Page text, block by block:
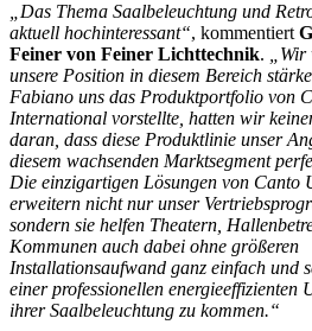
„Das Thema Saalbeleuchtung und
aktuell hochinteressant“, kommentiert
Feiner von Feiner Lichttechnik.
unsere Position in diesem Bereich
Fabiano uns das Produktportfolio von
International vorstellte, hatten wir
daran, dass diese Produktlinie unser
diesem wachsenden Marktsegment
Die einzigartigen Lösungen von Canto
erweitern nicht nur unser
sondern sie helfen Theatern,
Kommunen auch dabei ohne größeren
Installationsaufwand ganz einfach und
einer professionellen energieeffizienten
ihrer Saalbeleuchtung zu kommen.“